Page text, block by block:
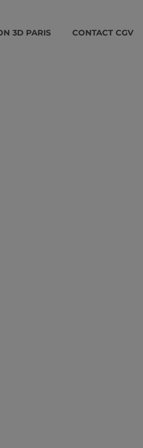
3D PARIS CONTACT CGV